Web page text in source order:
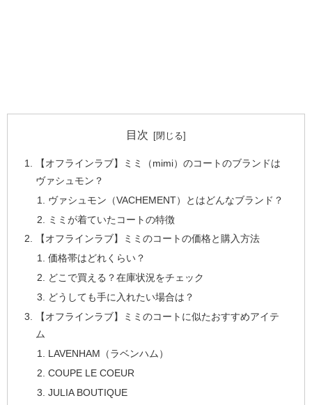
目次
【オフラインラブ】ミミ（mimi）のコートのブランドは
ヴァシュモン？
ヴァシュモン（VACHEMENT）とはどんなブランド？
ミミが着ていたコートの特徴
【オフラインラブ】ミミのコートの価格と購入方法
価格帯はどれくらい？
どこで買える？在庫状況をチェック
どうしても手に入れたい場合は？
【オフラインラブ】ミミのコートに似たおすすめアイテ
ム
LAVENHAM（ラベンハム）
COUPE LE COEUR
JULIA BOUTIQUE